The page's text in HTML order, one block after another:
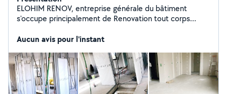
ELOHIM RENOV, entreprise générale du bâtiment
s'occupe principalement de Renovation tout corps
du génie-civil pour les clients du secteur privé ou public.
Aucun avis pour l'instant